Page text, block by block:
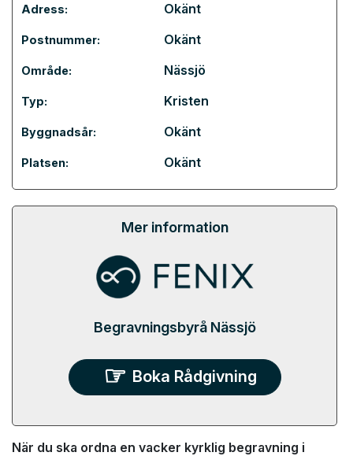
Adress: Okänt
Postnummer: Okänt
Område: Nässjö
Typ: Kristen
Byggnadsår: Okänt
Platsen: Okänt
Mer information
Begravningsbyrå Nässjö
Boka Rådgivning
När du ska ordna en vacker kyrklig begravning i